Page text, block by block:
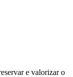
e valorizar o